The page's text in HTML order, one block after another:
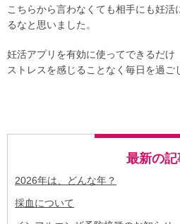
こちらから言わなくても相手にも妊
るなと思いました。
妊活アプリを有効に使ってできるだけ
ストレスを感じることなく毎日を過ご
最新の記
2026年は、どんな年？
採血について